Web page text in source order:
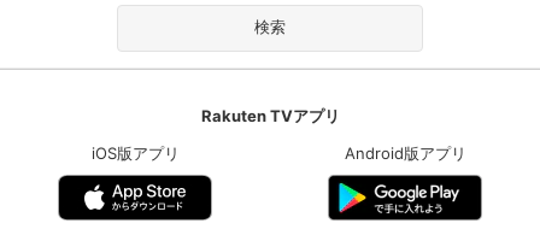
Rakuten TVアプリ
iOS版アプリ
Android版アプリ